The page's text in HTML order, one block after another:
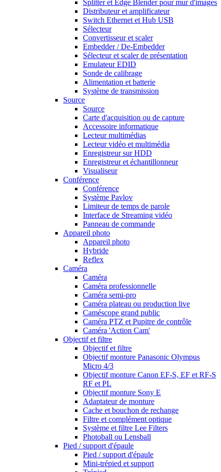
Splitter et Edge Blender pour mur d'images
Distributeur et amplificateur
Switch Ethernet et Hub USB
Sélecteur
Convertisseur et scaler
Embedder / De-Embedder
Sélecteur et scaler de présentation
Emulateur EDID
Sonde de calibrage
Alimentation et batterie
Système de transmission
Source
Source
Carte d'acquisition ou de capture
Accessoire informatique
Lecteur multimédias
Lecteur vidéo et multimédia
Enregistreur sur HDD
Enregistreur et échantillonneur
Visualiseur
Conférence
Conférence
Système Pavlov
Limiteur de temps de parole
Interface de Streaming vidéo
Panneau de commande
Appareil photo
Appareil photo
Hybride
Reflex
Caméra
Caméra
Caméra professionnelle
Caméra semi-pro
Caméra plateau ou production live
Caméscope grand public
Caméra PTZ et Pupitre de contrôle
Caméra 'Action Cam'
Objectif et filtre
Objectif et filtre
Objectif monture Panasonic Olympus
Micro 4/3
Objectif monture Canon EF-S, EF et RF-S
RF et PL
Objectif monture Sony E
Adaptateur de monture
Cache et bouchon de rechange
Filtre et complément optique
Système et filtre Lee Filters
Photoball ou Lensball
Pied / support d'épaule
Pied / support d'épaule
Mini-trépied et support